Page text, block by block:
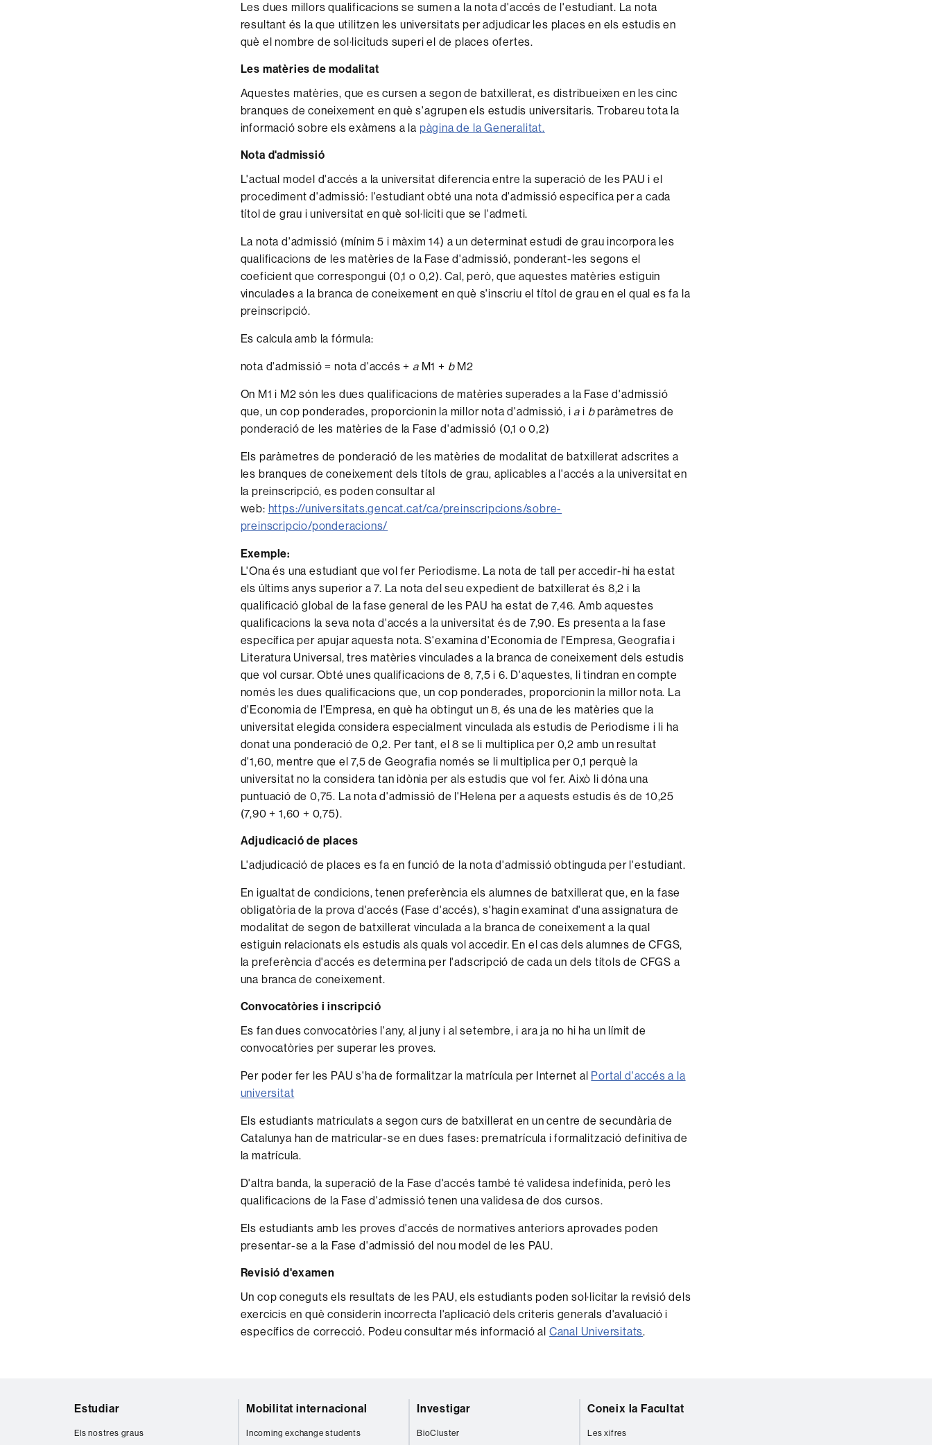
Les dues millors qualificacions se sumen a la nota d'accés de l'estudiant. La nota
resultant és la que utilitzen les universitats per adjudicar les places en els estudis en
què el nombre de sol·licituds superi el de places ofertes.
Les matèries de modalitat
Aquestes matèries, que es cursen a segon de batxillerat, es distribueixen en les cinc
branques de coneixement en què s'agrupen els estudis universitaris. Trobareu tota la
informació sobre els exàmens a la pàgina de la Generalitat.
Nota d'admissió
L'actual model d'accés a la universitat diferencia entre la superació de les PAU i el
procediment d'admissió: l'estudiant obté una nota d'admissió específica per a cada
títol de grau i universitat en què sol·liciti que se l'admeti.
La nota d'admissió (mínim 5 i màxim 14) a un determinat estudi de grau incorpora les
qualificacions de les matèries de la Fase d'admissió, ponderant-les segons el
coeficient que correspongui (0,1 o 0,2). Cal, però, que aquestes matèries estiguin
vinculades a la branca de coneixement en què s'inscriu el títol de grau en el qual es fa la
preinscripció.
Es calcula amb la fórmula:
nota d'admissió = nota d'accés + aM1 + bM2
On M1 i M2 són les dues qualificacions de matèries superades a la Fase d'admissió
que, un cop ponderades, proporcionin la millor nota d'admissió, ia i bparàmetres de
ponderació de les matèries de la Fase d'admissió (0,1 o 0,2)
Els paràmetres de ponderació de les matèries de modalitat de batxillerat adscrites a
les branques de coneixement dels títols de grau, aplicables a l'accés a la universitat en
la preinscripció, es poden consultar al
web: https://universitats.gencat.cat/ca/preinscripcions/sobre-
preinscripcio/ponderacions/
Exemple:
L'Ona és una estudiant que vol fer Periodisme. La nota de tall per accedir-hi ha estat
els últims anys superior a 7. La nota del seu expedient de batxillerat és 8,2 i la
qualificació global de la fase general de les PAU ha estat de 7,46. Amb aquestes
qualificacions la seva nota d'accés a la universitat és de 7,90. Es presenta a la fase
específica per apujar aquesta nota. S'examina d'Economia de l'Empresa, Geografia i
Literatura Universal, tres matèries vinculades a la branca de coneixement dels estudis
que vol cursar. Obté unes qualificacions de 8, 7,5 i 6. D'aquestes, li tindran en compte
només les dues qualificacions que, un cop ponderades, proporcionin la millor nota. La
d'Economia de l'Empresa, en què ha obtingut un 8, és una de les matèries que la
universitat elegida considera especialment vinculada als estudis de Periodisme i li ha
donat una ponderació de 0,2. Per tant, el 8 se li multiplica per 0,2 amb un resultat
d'1,60, mentre que el 7,5 de Geografia només se li multiplica per 0,1 perquè la
universitat no la considera tan idònia per als estudis que vol fer. Això li dóna una
puntuació de 0,75. La nota d'admissió de l'Helena per a aquests estudis és de 10,25
(7,90 + 1,60 + 0,75).
Adjudicació de places
L'adjudicació de places es fa en funció de la nota d'admissió obtinguda per l'estudiant.
En igualtat de condicions, tenen preferència els alumnes de batxillerat que, en la fase
obligatòria de la prova d'accés (Fase d'accés), s'hagin examinat d'una assignatura de
modalitat de segon de batxillerat vinculada a la branca de coneixement a la qual
estiguin relacionats els estudis als quals vol accedir. En el cas dels alumnes de CFGS,
la preferència d'accés es determina per l'adscripció de cada un dels títols de CFGS a
una branca de coneixement.
Convocatòries i inscripció
Es fan dues convocatòries l'any, al juny i al setembre, i ara ja no hi ha un límit de
convocatòries per superar les proves.
Per poder fer les PAU s'ha de formalitzar la matrícula per Internet al Portal d'accés a la
universitat
Els estudiants matriculats a segon curs de batxillerat en un centre de secundària de
Catalunya han de matricular-se en dues fases: prematrícula i formalització definitiva de
la matrícula.
D'altra banda, la superació de la Fase d'accés també té validesa indefinida, però les
qualificacions de la Fase d'admissió tenen una validesa de dos cursos.
Els estudiants amb les proves d'accés de normatives anteriors aprovades poden
presentar-se a la Fase d'admissió del nou model de les PAU.
Revisió d'examen
Un cop coneguts els resultats de les PAU, els estudiants poden sol·licitar la revisió dels
exercicis en què considerin incorrecta l'aplicació dels criteris generals d'avaluació i
específics de correcció. Podeu consultar més informació al Canal Universitats.
Estudiar
Els nostres graus
Mobilitat internacional
Incoming exchange students
Investigar
BioCluster
Coneix la Facultat
Les xifres